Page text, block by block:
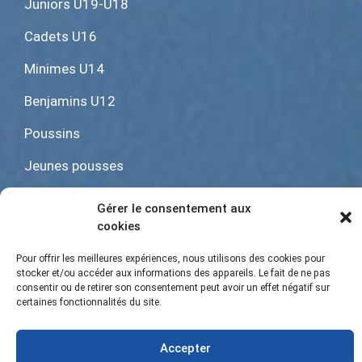
Gérer le consentement aux
cookies
Pour offrir les meilleures expériences, nous utilisons des cookies pour
stocker et/ou accéder aux informations des appareils. Le fait de ne pas
consentir ou de retirer son consentement peut avoir un effet négatif sur
certaines fonctionnalités du site.
Accepter
Juniors U19-U18
Cadets U16
Minimes U14
Benjamins U12
Poussins
Jeunes pousses
Mentions Légales|Gestion des cookies